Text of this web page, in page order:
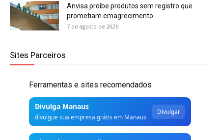
Anvisa proíbe produtos sem registro que
prometiam emagrecimento
7 de agosto de 2026
Sites Parceiros
Ferramentas e sites recomendados
Divulga Manaus
divulgue sua empresa grátis em Manaus
Divulgar